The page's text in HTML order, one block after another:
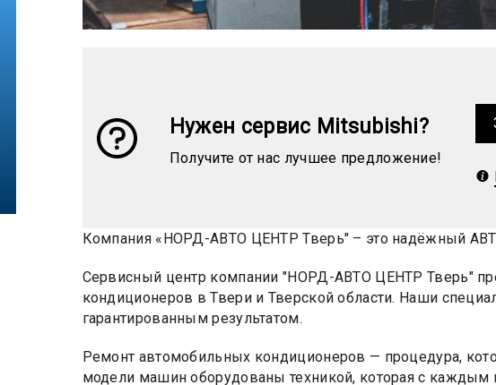
Нужен сервис Mitsubishi?
Получите от нас лучшее предложение!
Компания «НОРД-АВТО ЦЕНТР Тверь" – это надёжный
Сервисный центр компании "НОРД-АВТО ЦЕНТР Тверь"
кондиционеров в Твери и Тверской области. Наши
гарантированным результатом.
Ремонт автомобильных кондиционеров — процедура,
модели машин оборудованы техникой, которая с каждым